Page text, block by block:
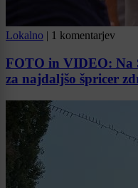
Lokalno | 1 komentarjev
FOTO in VIDEO: Na
za najdaljšo špricer